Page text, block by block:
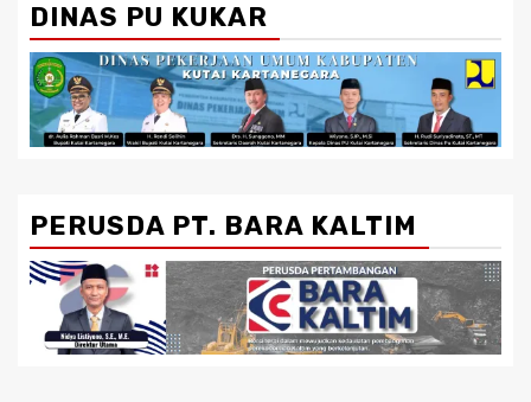
DINAS PU KUKAR
PERUSDA PT. BARA KALTIM